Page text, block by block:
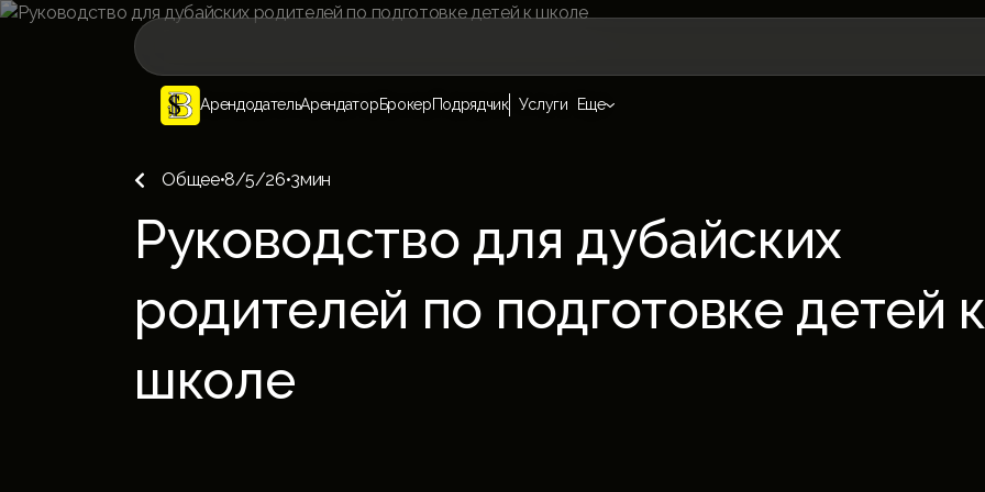
АрендодательАрендаторБрокерПодрядчик Услуги Еще
Общее•8/5/26•3мин
Руководство для дубайских
родителей по подготовке детей
школе